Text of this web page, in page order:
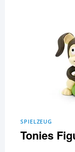
SPIELZEUG
Tonies